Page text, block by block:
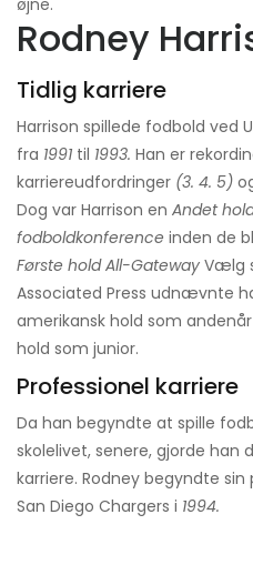
øjne.
Rodney
Tidlig karriere
Harrison spillede fodbold ved
fra 1991 til 1993. Han er
karriereudfordringer (3. 4. 5)
Dog var Harrison en Andet
fodboldkonference inden de
Første hold All-Gateway Vælg
Associated Press udnævnte
amerikansk hold som
hold som junior.
Professionel karriere
Da han begyndte at spille
skolelivet, senere, gjorde han
karriere. Rodney begyndte
San Diego Chargers i 1994.